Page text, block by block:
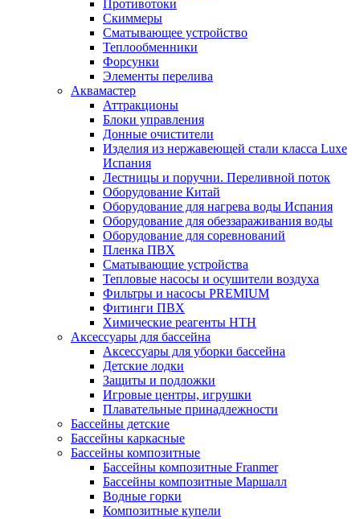
Противотоки
Скиммеры
Сматывающее устройство
Теплообменники
Форсунки
Элементы перелива
Аквамастер
Аттракционы
Блоки управления
Донные очистители
Изделия из нержавеющей стали класса Luxe
Испания
Лестницы и поручни. Переливной поток
Оборудование Китай
Оборудование для нагрева воды Испания
Оборудование для обеззараживания воды
Оборудование для соревнований
Пленка ПВХ
Сматывающие устройства
Тепловые насосы и осушители воздуха
Фильтры и насосы PREMIUM
Фитинги ПВХ
Химические реагенты HTH
Аксессуары для бассейна
Аксессуары для уборки бассейна
Детские лодки
Защиты и подложки
Игровые центры, игрушки
Плавательные принадлежности
Бассейны детские
Бассейны каркасные
Бассейны композитные
Бассейны композитные Franmer
Бассейны композитные Маршалл
Водные горки
Композитные купели